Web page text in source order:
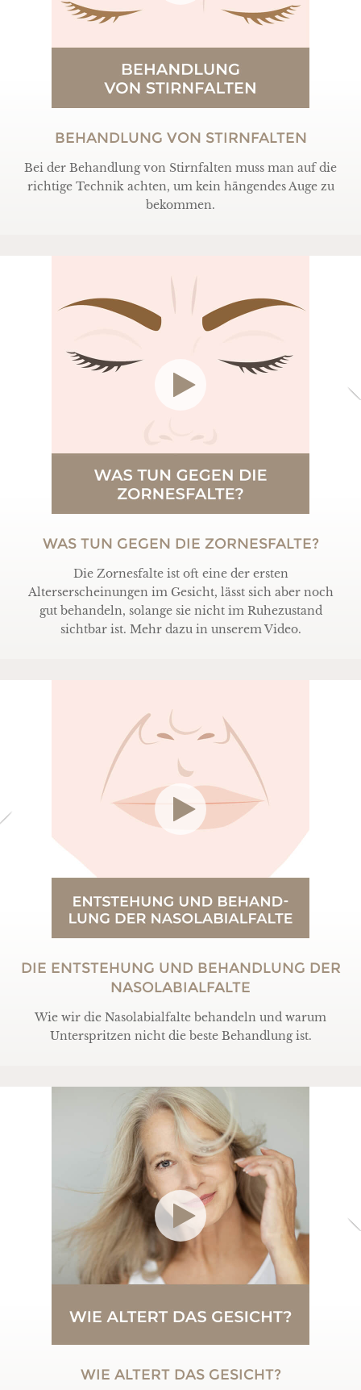
BEHANDLUNG VON STIRNFALTEN
Bei der Behandlung von Stirnfalten muss man auf die
richtige Technik achten, um kein hängendes Auge zu
bekommen.
WAS TUN GEGEN DIE ZORNESFALTE?
Die Zornesfalte ist oft eine der ersten
Alterserscheinungen im Gesicht, lässt sich aber noch
gut behandeln, solange sie nicht im Ruhezustand
sichtbar ist. Mehr dazu in unserem Video.
DIE ENTSTEHUNG UND BEHANDLUNG DER
NASOLABIALFALTE
Wie wir die Nasolabialfalte behandeln und warum
Unterspritzen nicht die beste Behandlung ist.
WIE ALTERT DAS GESICHT?